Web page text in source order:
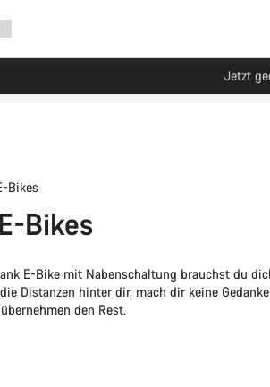
Bikes
Bikes
E-Bike mit Nabenschaltung brauchst du
Distanzen hinter dir, mach dir keine
den Rest.